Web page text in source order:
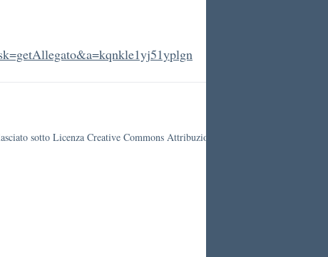
sotto Licenza Creative Commons Attribuzione 4.0 Italia.